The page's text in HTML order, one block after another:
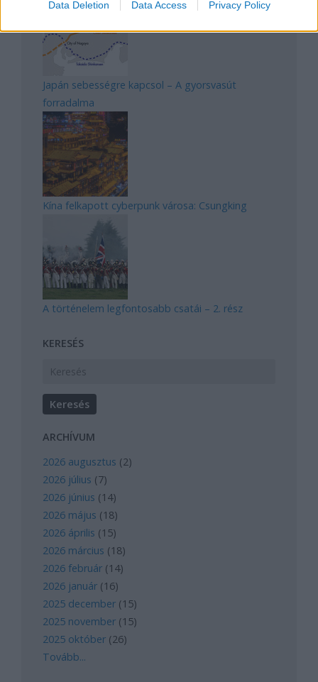
Data Deletion Data Access Privacy Policy
Japán sebességre kapcsol – A gyorsvasút
forradalma
Kína felkapott cyberpunk városa: Csungking
A történelem legfontosabb csatái – 2. rész
KERESÉS
ARCHÍVUM
2026 augusztus (2)
2026 július (7)
2026 június (14)
2026 május (18)
2026 április (15)
2026 március (18)
2026 február (14)
2026 január (16)
2025 december (15)
2025 november (15)
2025 október (26)
Tovább...